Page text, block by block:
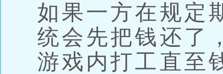
如果一方在规定
统会先把钱还了
游戏内打工直至